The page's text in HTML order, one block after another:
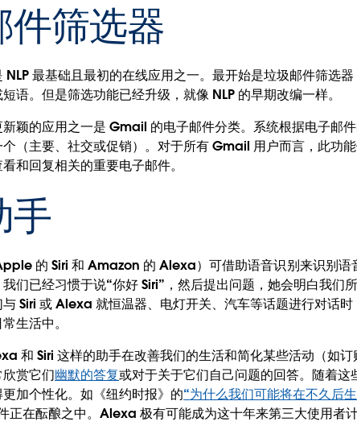
件筛选器
NLP 最基础且最初的在线应用之一。最开始是垃圾邮件筛选
语。但是筛选功能已经升级，就像 NLP 的早期改编一样。
新颖的应用之一是 Gmail 的电子邮件分类。系统根据电子邮
（主要、社交或促销）。对于所有 Gmail 用户而言，此功
和回复相关的重要电子邮件。
手
的 Siri 和 Amazon 的 Alexa）可借助语音识别来识别语
们已经习惯于说“你好 Siri”，然后提出问题，她会明白我们
Siri 或 Alexa 就恒温器、电灯开关、汽车等话题进行对话
生活中。
和 Siri 这样的助手在改善我们的生活和简化某些活动（如
赏它们幽默的答复或对于关于它们自己问题的回答。随着这
加个性化。如《纽约时报》的“为什么我们可能将在不久后
正在酝酿之中。Alexa 极有可能成为这十年来第三大使用者